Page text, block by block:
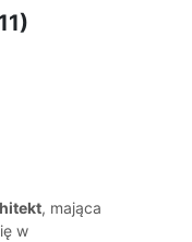
, mająca
w